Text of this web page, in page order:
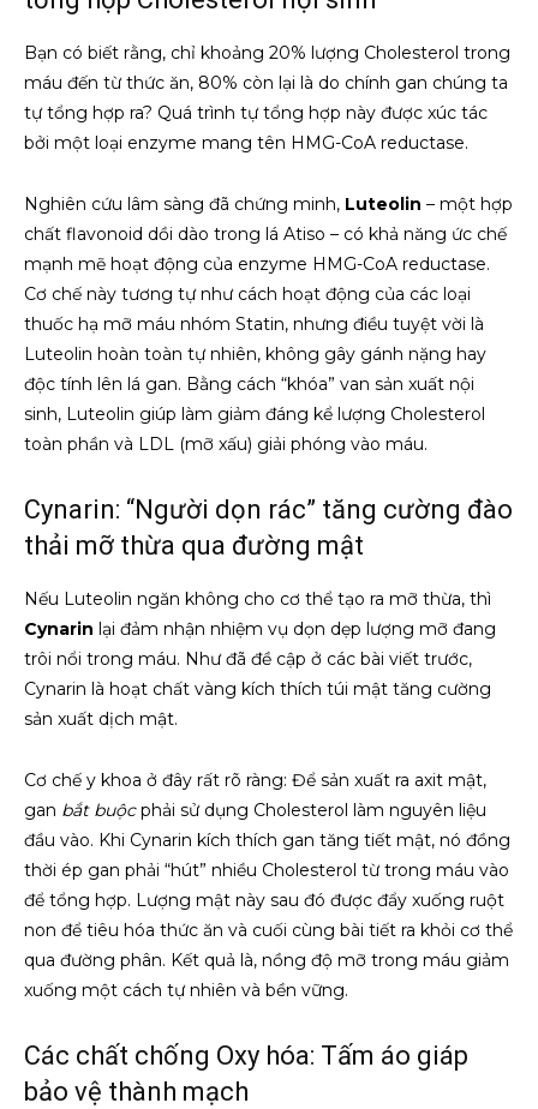
Bạn có biết rằng, chỉ khoảng 20% lượng Cholesterol trong
máu đến từ thức ăn, 80% còn lại là do chính gan chúng ta
tự tổng hợp ra? Quá trình tự tổng hợp này được xúc tác
bởi một loại enzyme mang tên HMG-CoA reductase.
Nghiên cứu lâm sàng đã chứng minh, Luteolin – một hợp
chất flavonoid dồi dào trong lá Atiso – có khả năng ức chế
mạnh mẽ hoạt động của enzyme HMG-CoA reductase.
Cơ chế này tương tự như cách hoạt động của các loại
thuốc hạ mỡ máu nhóm Statin, nhưng điều tuyệt vời là
Luteolin hoàn toàn tự nhiên, không gây gánh nặng hay
độc tính lên lá gan. Bằng cách “khóa” van sản xuất nội
sinh, Luteolin giúp làm giảm đáng kể lượng Cholesterol
toàn phần và LDL (mỡ xấu) giải phóng vào máu.
Cynarin: “Người dọn rác” tăng cường đào
thải mỡ thừa qua đường mật
Nếu Luteolin ngăn không cho cơ thể tạo ra mỡ thừa, thì
Cynarin lại đảm nhận nhiệm vụ dọn dẹp lượng mỡ đang
trôi nổi trong máu. Như đã đề cập ở các bài viết trước,
Cynarin là hoạt chất vàng kích thích túi mật tăng cường
sản xuất dịch mật.
Cơ chế y khoa ở đây rất rõ ràng: Để sản xuất ra axit mật,
gan bắt buộcphải sử dụng Cholesterol làm nguyên liệu
đầu vào. Khi Cynarin kích thích gan tăng tiết mật, nó đồng
thời ép gan phải “hút” nhiều Cholesterol từ trong máu vào
để tổng hợp. Lượng mật này sau đó được đẩy xuống ruột
non để tiêu hóa thức ăn và cuối cùng bài tiết ra khỏi cơ thể
qua đường phân. Kết quả là, nồng độ mỡ trong máu giảm
xuống một cách tự nhiên và bền vững.
Các chất chống Oxy hóa: Tấm áo giáp
bảo vệ thành mạch